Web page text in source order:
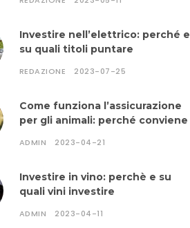
Investire nell’elettrico: perché e
su quali titoli puntare
REDAZIONE 2023-07-25
Come funziona l’assicurazione
per gli animali: perché conviene
ADMIN 2023-04-21
Investire in vino: perchè e su
quali vini investire
ADMIN 2023-04-11